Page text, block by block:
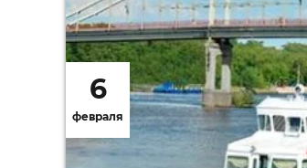
6
февраля